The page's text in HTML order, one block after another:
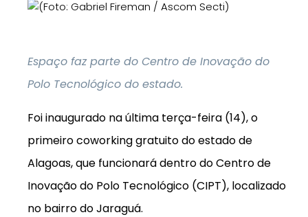
Espaço faz parte do Centro de Inovação do
Polo Tecnológico do estado.
Foi inaugurado na última terça-feira (14), o
primeiro coworking gratuito do estado de
Alagoas, que funcionará dentro do Centro de
Inovação do Polo Tecnológico (CIPT), localizado
no bairro do Jaraguá.